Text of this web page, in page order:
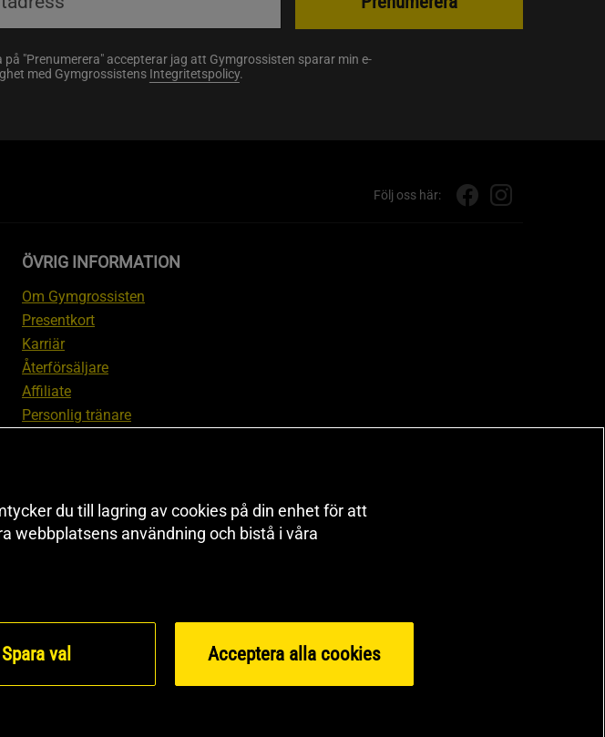
på "Prenumerera" accepterar jag att Gymgrossisten sparar min e-
med Gymgrossistens Integritetspolicy.
Följ oss här:
ÖVRIG INFORMATION
Om Gymgrossisten
Presentkort
Karriär
Återförsäljare
Affiliate
Personlig tränare
Black Friday
Artiklar & Övningar
du till lagring av cookies på din enhet för att
webbplatsens användning och bistå i våra
Spara val Acceptera alla cookies